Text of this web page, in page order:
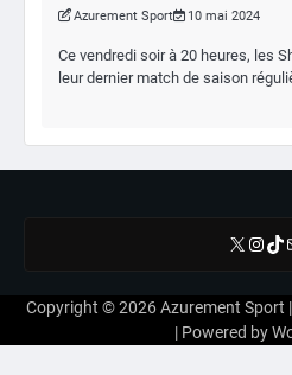
Azurement Sport 10 mai 2024
Ce vendredi soir à 20 heures, les
leur dernier match de saison
X
Copyright © 2026Azurement Sport
| Powered by